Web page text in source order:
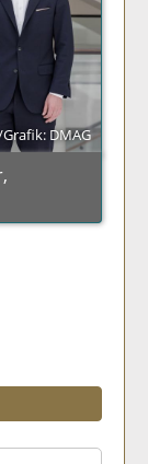
DMAG